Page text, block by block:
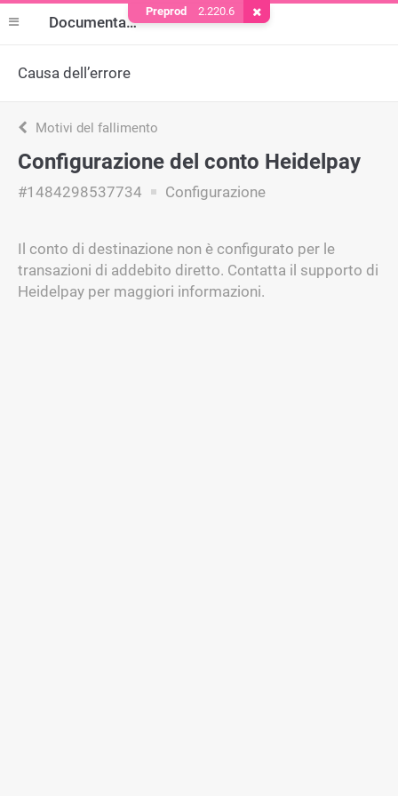
Documentazione
Causa dell’errore
Motivi del fallimento
Configurazione del conto Heidelpay
#1484298537734 Configurazione
Il conto di destinazione non è configurato per le
transazioni di addebito diretto. Contatta il supporto di
Heidelpay per maggiori informazioni.
Preprod 2.220.6 Rimuovere il cookie